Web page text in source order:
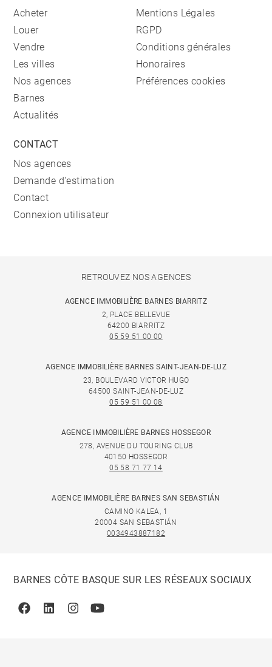
Acheter
Louer
Vendre
Les villes
Nos agences
Barnes
Actualités
Mentions Légales
RGPD
Conditions générales
Honoraires
Préférences cookies
CONTACT
Nos agences
Demande d'estimation
Contact
Connexion utilisateur
RETROUVEZ NOS AGENCES
AGENCE IMMOBILIÈRE BARNES BIARRITZ
2, PLACE BELLEVUE
64200 BIARRITZ
05 59 51 00 00
AGENCE IMMOBILIÈRE BARNES SAINT-JEAN-DE-LUZ
23, BOULEVARD VICTOR HUGO
64500 SAINT-JEAN-DE-LUZ
05 59 51 00 08
AGENCE IMMOBILIÈRE BARNES HOSSEGOR
278, AVENUE DU TOURING CLUB
40150 HOSSEGOR
05 58 71 77 14
AGENCE IMMOBILIÈRE BARNES SAN SEBASTIÁN
CAMINO KALEA, 1
20004 SAN SEBASTIÁN
0034943887182
BARNES CÔTE BASQUE SUR LES RÉSEAUX SOCIAUX
FacebookLinkedinInstagramYoutube